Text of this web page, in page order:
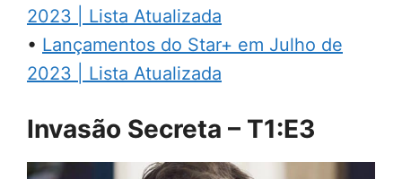
2023 | Lista Atualizada
• Lançamentos do Star+ em Julho de
2023 | Lista Atualizada
Invasão Secreta – T1:E3